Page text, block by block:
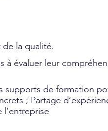
la qualité.
à évaluer leur
supports de formation
; Partage